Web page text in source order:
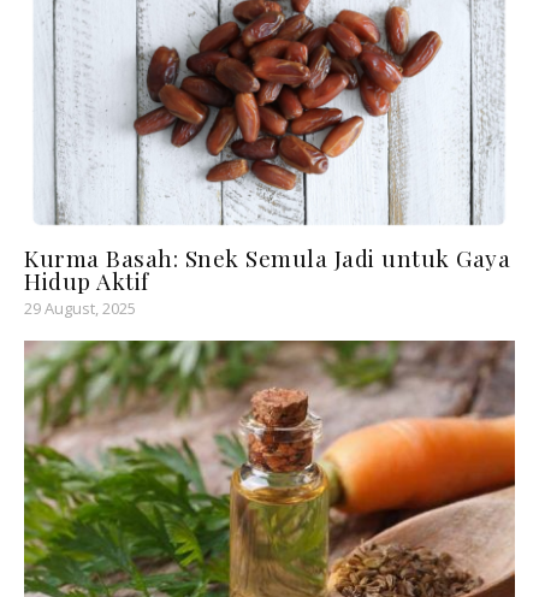
Kurma Basah: Snek Semula Jadi untuk Gaya
Hidup Aktif
29 August, 2025